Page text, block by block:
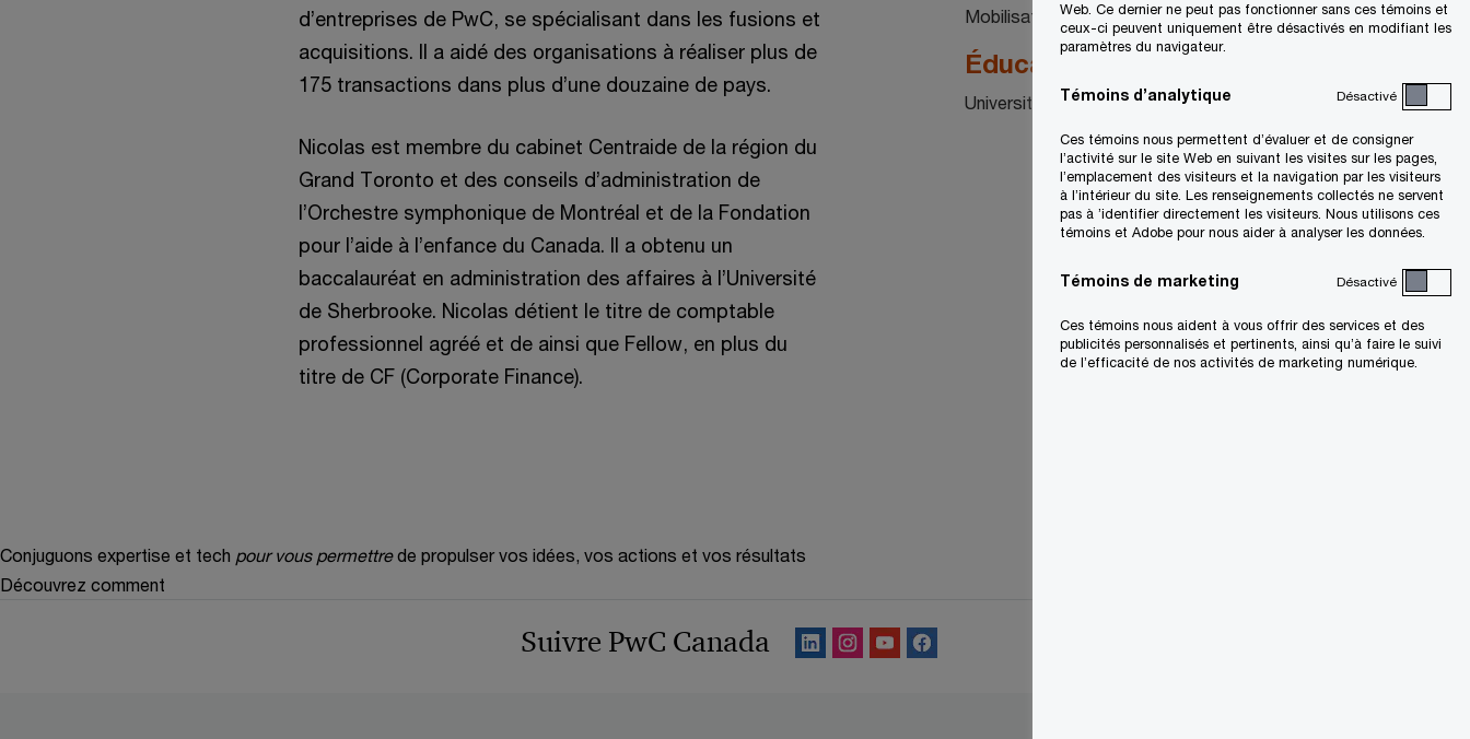
d’entreprises de PwC, se spécialisant dans les fusions et
acquisitions. Il a aidé des organisations à réaliser plus de
175 transactions dans plus d’une douzaine de pays.
Nicolas est membre du cabinet Centraide de la région du
Grand Toronto et des conseils d’administration de
l’Orchestre symphonique de Montréal et de la Fondation
pour l’aide à l’enfance du Canada. Il a obtenu un
baccalauréat en administration des affaires à l’Université
de Sherbrooke. Nicolas détient le titre de comptable
professionnel agréé et de ainsi que Fellow, en plus du
titre de CF (Corporate Finance).
Mobilisation de capitaux
Éducation
Université de Sherbrooke
Conjuguons expertise et tech pour vous permettre de propulser vos idées, vos actions et vos résultats
Découvrez comment
Suivre PwC Canada
Web. Ce dernier ne peut pas fonctionner sans ces témoins et
ceux-ci peuvent uniquement être désactivés en modifiant les
paramètres du navigateur.
Témoins d’analytique Désactivé
Ces témoins nous permettent d’évaluer et de consigner
l’activité sur le site Web en suivant les visites sur les pages,
l’emplacement des visiteurs et la navigation par les visiteurs
à l’intérieur du site. Les renseignements collectés ne servent
pas à ’identifier directement les visiteurs. Nous utilisons ces
témoins et Adobe pour nous aider à analyser les données.
Témoins de marketing Désactivé
Ces témoins nous aident à vous offrir des services et des
publicités personnalisés et pertinents, ainsi qu’à faire le suivi
de l’efficacité de nos activités de marketing numérique.